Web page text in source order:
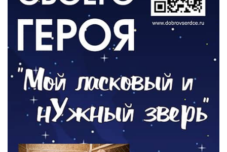
Борьба с борщевиком продолжается
04.08.2026